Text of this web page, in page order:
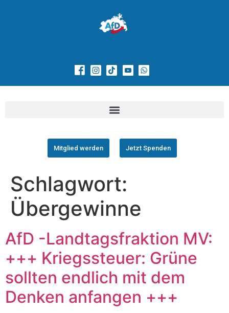
Mitglied werden Jetzt Spenden
Schlagwort:
Übergewinne
AfD -Landtagsfraktion MV:
+++ Kriegssteuer: Grüne
sollten endlich mit dem
Denken anfangen +++